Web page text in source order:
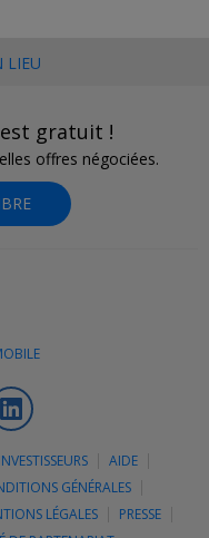
LIEU
gratuit !
offres négociées.
Instagram
INVESTISSEURS
AIDE
GÉNÉRALES
LÉGALES
PRESSE